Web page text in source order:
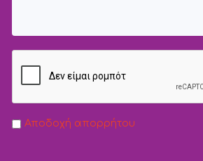
Αποδοχή απορρήτου